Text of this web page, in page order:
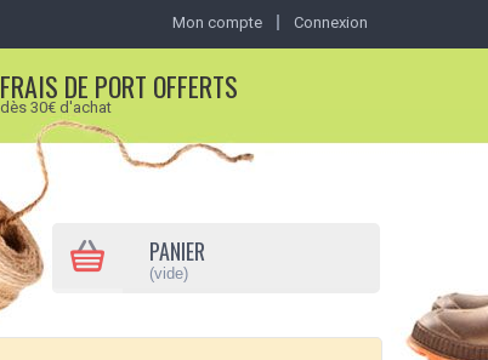
Mon compte Connexion
FRAIS DE PORT OFFERTS
dès 30€ d'achat
PANIER
(vide)